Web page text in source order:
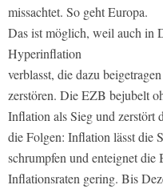
missachtet. So geht Europa.
Das ist möglich, weil auch in
Hyperinflation
verblasst, die dazu
zerstören. Die EZB bejubelt
Inflation als Sieg und zerstört
die Folgen: Inflation lässt die
schrumpfen und enteignet
Inflationsraten gering. Bis